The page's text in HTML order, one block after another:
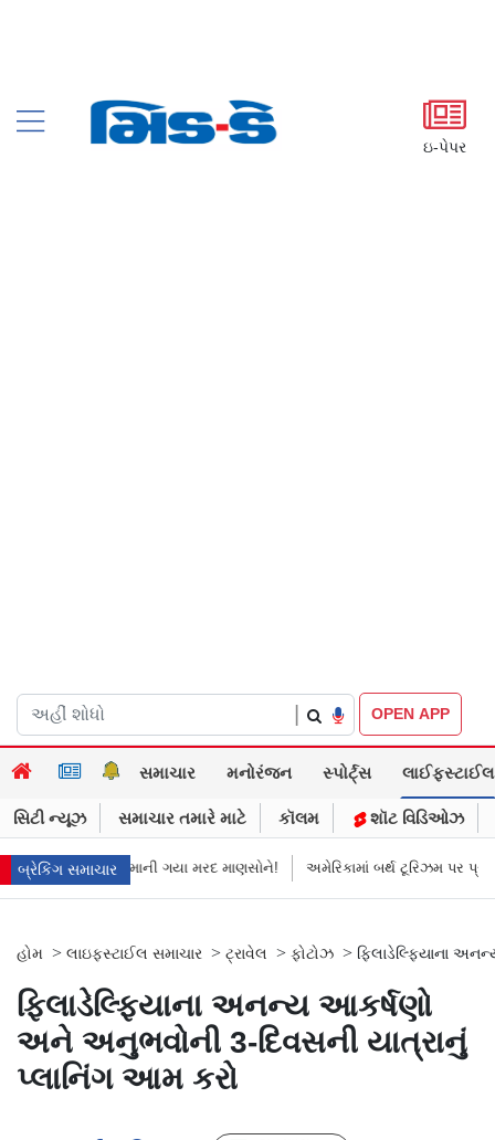
ઇ-પેપર
OPEN APP
સમાચાર મનોરંજન સ્પોર્ટ્સ લાઈફસ્ટાઈલ
સિટી ન્યૂઝ સમાચાર તમારે માટે કૉલમ શૉટ વિડિઓઝ
બ્રેકિંગ સમાચાર
થયો માની ગયા મરદ માણસોને! અમેરિકામાં બર્થ ટૂરિઝમ પર પ્રતિબંધ
હોમ > લાઇફસ્ટાઈલ સમાચાર > ટ્રાવેલ > ફોટોઝ > ફિલાડેલ્ફિયાના
ફિલાડેલ્ફિયાના અનન્ય આકર્ષણો
અને અનુભવોની 3-દિવસની યાત્રાનું
પ્લાનિંગ આમ કરો